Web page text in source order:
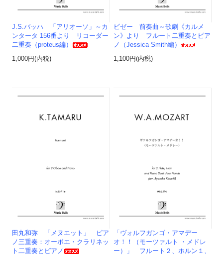
J.S.バッハ 「アリオーソ」～カ
ンタータ 156番より リコーダー
二重奏（proteus編）
1,000円(内税)
ビゼー 前奏曲～歌劇《カルメ
ン》より フルート二重奏とピア
ノ（Jessica Smith編）
1,100円(内税)
田丸和弥 「メヌエット」 ピア
ノ三重奏：オーボエ・クラリネッ
ト二重奏とピアノ
「ヴォルフガンゴ・アマデー
オ！！（モーツァルト ・メドレ
ー）」 フルート２、ホルン１、